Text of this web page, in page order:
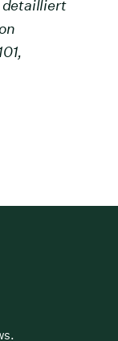
detailliert